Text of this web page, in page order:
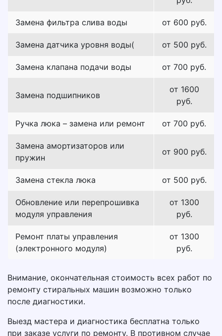
Замена фильтра слива воды от 600 руб.
Замена датчика уровня воды( от 500 руб.
Замена клапана подачи воды от 700 руб.
Замена подшипников
от 1600
руб.
Ручка люка – замена или ремонт от 700 руб.
Замена амортизаторов или
пружин
от 900 руб.
Замена стекла люка от 500 руб.
Обновление или перепрошивка
модуля управления
от 1300
руб.
Ремонт платы управления
(электронного модуля)
от 1300
руб.
Внимание, окончательная стоимость всех работ по
ремонту стиральных машин возможно только
после диагностики.
Выезд мастера и диагностика бесплатна только
при заказе услуги по ремонту. В противном случае